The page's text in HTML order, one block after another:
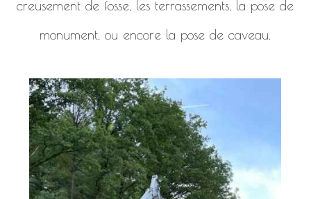
creusement de fosse, les terrassements, la pose de
monument, ou encore la pose de caveau.